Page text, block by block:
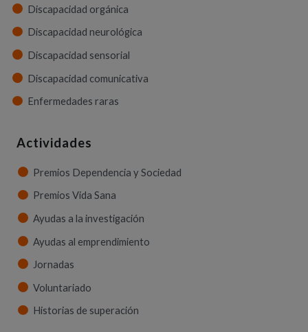
Discapacidad orgánica
Discapacidad neurológica
Discapacidad sensorial
Discapacidad comunicativa
Enfermedades raras
Actividades
Premios Dependencia y Sociedad
Premios Vida Sana
Ayudas a la investigación
Ayudas al emprendimiento
Jornadas
Voluntariado
Historias de superación